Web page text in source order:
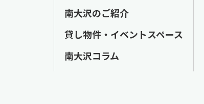
南大沢のご紹介
貸し物件・イベントスペース
南大沢コラム